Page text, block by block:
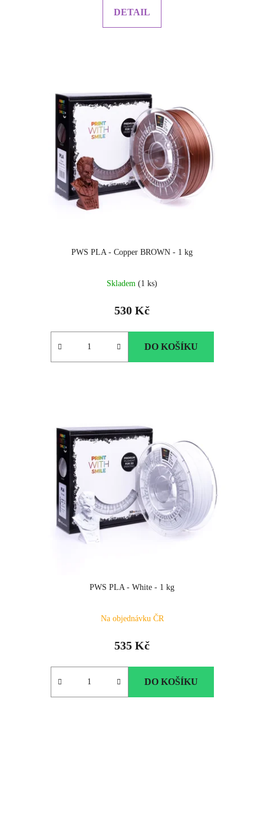
DETAIL
PWS PLA - Copper BROWN - 1 kg
Skladem (1 ks)
530 Kč
DO KOŠÍKU
PWS PLA - White - 1 kg
Na objednávku ČR
535 Kč
DO KOŠÍKU